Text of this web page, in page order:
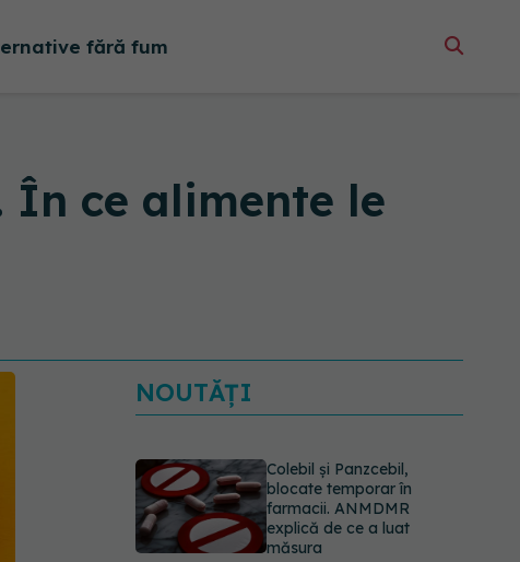
fără fum
ce alimente le
NOUTĂȚI
Colebil și Panzcebil,
blocate temporar în
farmacii. ANMDMR
explică de ce a luat
măsura